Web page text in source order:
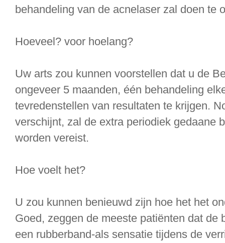
behandeling van de acnelaser zal doen te
Hoeveel? voor hoelang?
Uw arts zou kunnen voorstellen dat u de
ongeveer 5 maanden, één behandeling
tevredenstellen van resultaten te krijgen.
verschijnt, zal de extra periodiek gedaane
worden vereist.
Hoe voelt het?
U zou kunnen benieuwd zijn hoe het het
Goed, zeggen de meeste patiënten dat de
een rubberband-als sensatie tijdens de